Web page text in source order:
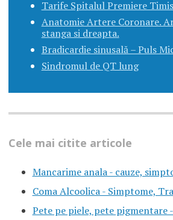
Tarife Spitalul Premiere
Anatomie Artere Coronare.
stanga si dreapta.
Bradicardie sinusală – Puls
Sindromul de QT lung
Cele mai citite articole
Mancarime anala - cauze,
Coma Alcoolica - Simptome,
Pete pe piele, pete pigmentare